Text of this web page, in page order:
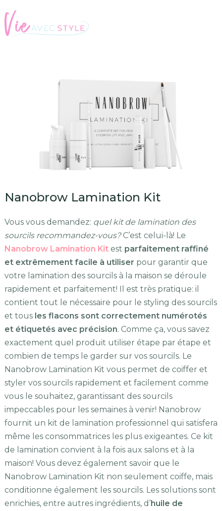
Nanobrow Lamination Kit
Vous vous demandez: quel kit de lamination des
sourcils recommandez-vous?C’est celui-là! Le
Nanobrow Lamination Kitest parfaitement raffiné
et extrêmement facile à utiliser pour garantir que
votre lamination des sourcils à la maison se déroule
rapidement et parfaitement! Il est très pratique: il
contient tout le nécessaire pour le styling des sourcils
et tous les flacons sont correctement numérotés
et étiquetés avec précision. Comme ça, vous savez
exactement quel produit utiliser étape par étape et
combien de temps le garder sur vos sourcils. Le
Nanobrow Lamination Kit vous permet de coiffer et
styler vos sourcils rapidement et facilement comme
vous le souhaitez, garantissant des sourcils
impeccables pour les semaines à venir! Nanobrow
fournit un kit de lamination professionnel qui satisfera
même les consommatrices les plus exigeantes. Ce kit
de lamination convient à la fois aux salons et à la
maison! Vous devez également savoir que le
Nanobrow Lamination Kit non seulement coiffe, mais
conditionne également les sourcils. Les solutions sont
enrichies, entre autres ingrédients, d’huile de